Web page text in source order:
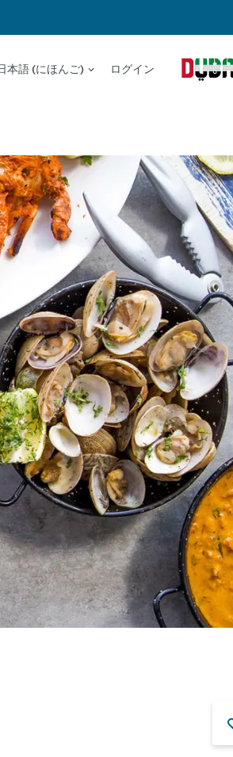
本語 (にほんご) ログイン